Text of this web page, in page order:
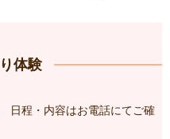
体験
日程・内容はお電話にてご確